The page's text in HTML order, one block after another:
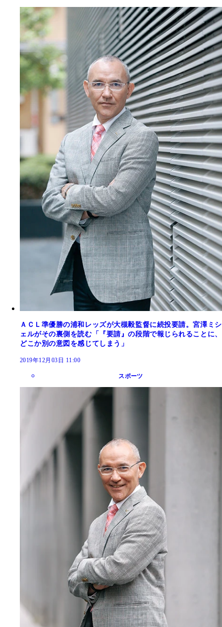
ＡＣＬ準優勝の浦和レッズが大槻毅監督に続投要請。宮澤ミシ
ェルがその裏側を読む「『要請』の段階で報じられることに、
どこか別の意図を感じてしまう」
2019年12月03日 11:00
スポーツ